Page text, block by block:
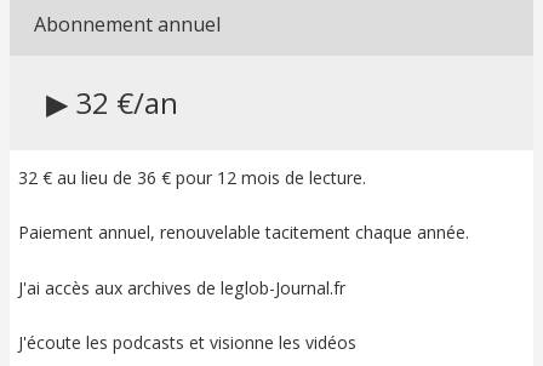
Abonnement annuel
▶ 32 €/an
32 € au lieu de 36 € pour 12 mois de lecture.
Paiement annuel, renouvelable tacitement chaque année.
J'ai accès aux archives de leglob-Journal.fr
J'écoute les podcasts et visionne les vidéos